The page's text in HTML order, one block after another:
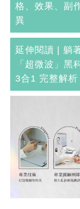
格、效果、副
異
延伸閱讀 | 躺
「超微波」黑
3合1 完整解析